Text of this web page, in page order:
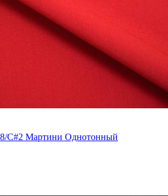
C#2 Мартини Однотонный